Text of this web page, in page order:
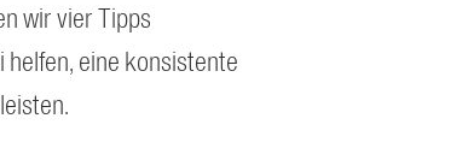
wir vier Tipps
helfen, eine konsistente